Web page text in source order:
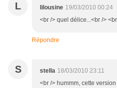
L lilousine 19/03/2010 00:24
<br /> quel délice...<br />
Répondre
S stella 18/03/2010 23:11
<br /> hummm, cette